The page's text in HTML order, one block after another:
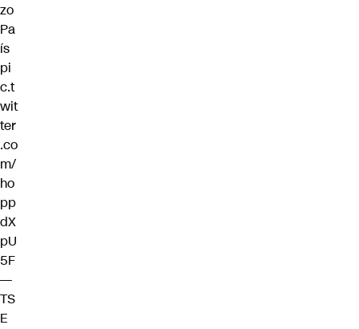
zo
Pa
ís
pi
c.t
wit
ter
.co
m/
ho
pp
dX
pU
5F
—
TS
E